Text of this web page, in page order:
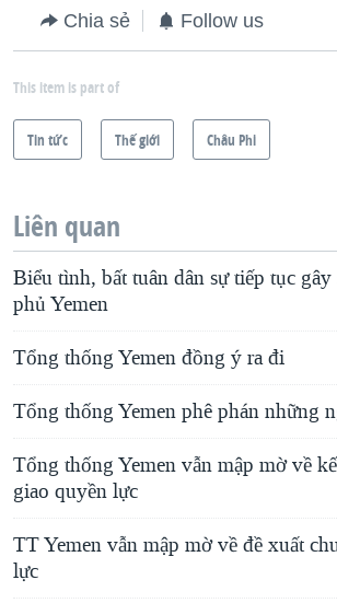
Chia sẻ Follow us
This item is part of
Tin tức Thế giới Châu Phi
Liên quan
Biểu tình, bất tuân dân sự tiếp tục
phủ Yemen
Tổng thống Yemen đồng ý ra đi
Tổng thống Yemen phê phán những
Tổng thống Yemen vẫn mập mờ về
giao quyền lực
TT Yemen vẫn mập mờ về đề xuất
lực